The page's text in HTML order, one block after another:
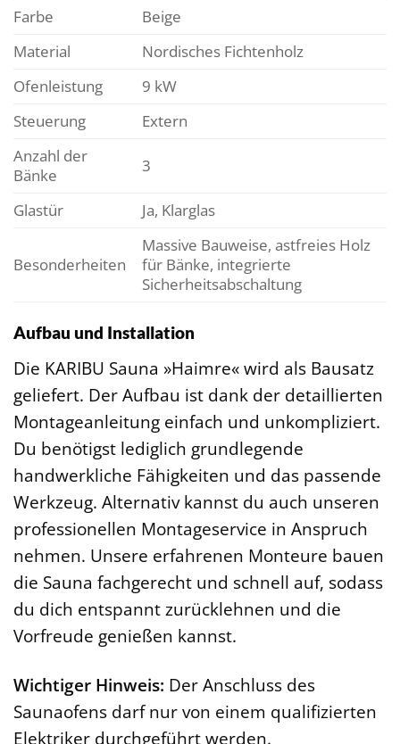
Farbe
Beige
Material
Nordisches Fichtenholz
Ofenleistung
9 kW
Steuerung
Extern
Anzahl der
Bänke
3
Glastür Ja, Klarglas
Besonderheiten
Massive Bauweise, astfreies Holz
für Bänke, integrierte
Sicherheitsabschaltung
Aufbau und Installation
Die KARIBU Sauna »Haimre« wird als Bausatz
geliefert. Der Aufbau ist dank der detaillierten
Montageanleitung einfach und unkompliziert.
Du benötigst lediglich grundlegende
handwerkliche Fähigkeiten und das passende
Werkzeug. Alternativ kannst du auch unseren
professionellen Montageservice in Anspruch
nehmen. Unsere erfahrenen Monteure bauen
die Sauna fachgerecht und schnell auf, sodass
du dich entspannt zurücklehnen und die
Vorfreude genießen kannst.
Wichtiger Hinweis: Der Anschluss des
Saunaofens darf nur von einem qualifizierten
Elektriker durchgeführt werden.